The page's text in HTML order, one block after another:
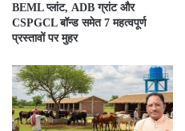
BEML प्लांट, ADB ग्रांट और
CSPGCL बॉन्ड समेत 7 महत्वपूर्ण
प्रस्तावों पर मुहर